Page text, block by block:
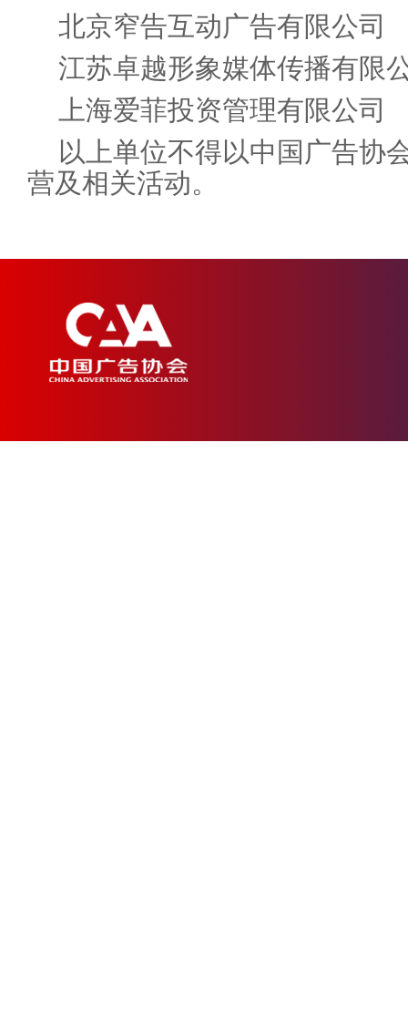
北京窄告互动广告有限公司
江苏卓越形象媒体传播有限
上海爱菲投资管理有限公司
以上单位不得以中国广告协
营及相关活动。